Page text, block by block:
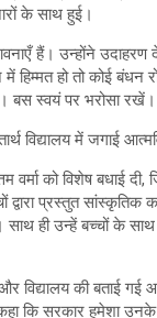
के साथ हुई।
हैं। उन्होंने उदाहरण
हो तो कोई बंधन
बस स्वयं पर भरोसा रखें।
वर्मा को विशेष बधाई
प्रस्तुत
साथ ही उन्हें बच्चों के
विद्यालय की बताई
कि सरकार हमेशा